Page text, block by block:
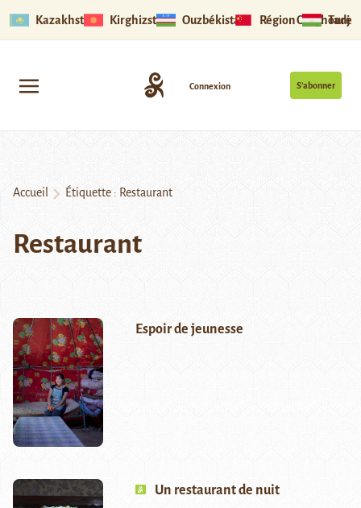
Kazakhstan Kirghizstan Ouzbékistan Région Ouïghoure
S’abonner
Connexion
Accueil Étiquette : Restaurant
Restaurant
Espoir de jeunesse
Un restaurant de nuit